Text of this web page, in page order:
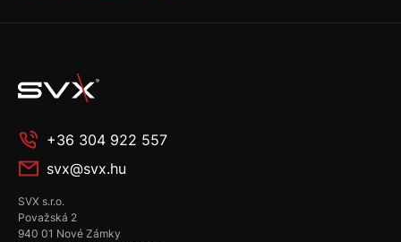
+36 304 922 557
svx@svx.hu
SVX s.r.o.
Považská 2
940 01 Nové Zámky